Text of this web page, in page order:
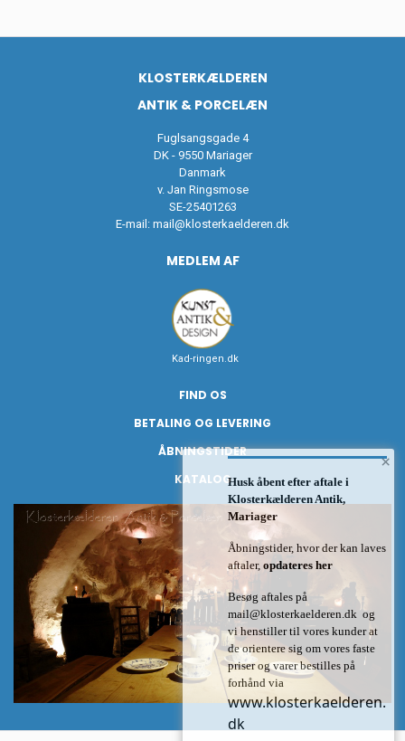
KLOSTERKÆLDEREN
ANTIK & PORCELÆN
Fuglsangsgade 4
DK - 9550 Mariager
Danmark
v. Jan Ringsmose
SE-25401263
E-mail: mail@klosterkaelderen.dk
MEDLEM AF
Kad-ringen.dk
FIND OS
BETALING OG LEVERING
ÅBNINGSTIDER
KATALOG
×
Husk åbent efter aftale i
Klosterkælderen Antik,
Mariager
Åbningstider, hvor der kan laves
aftaler, opdateres her
Besøg aftales på
mail@klosterkaelderen.dk og
vi henstiller til vores kunder at
de orientere sig om vores faste
priser og varer bestilles på
forhånd via
www.klosterkaelderen.
dk